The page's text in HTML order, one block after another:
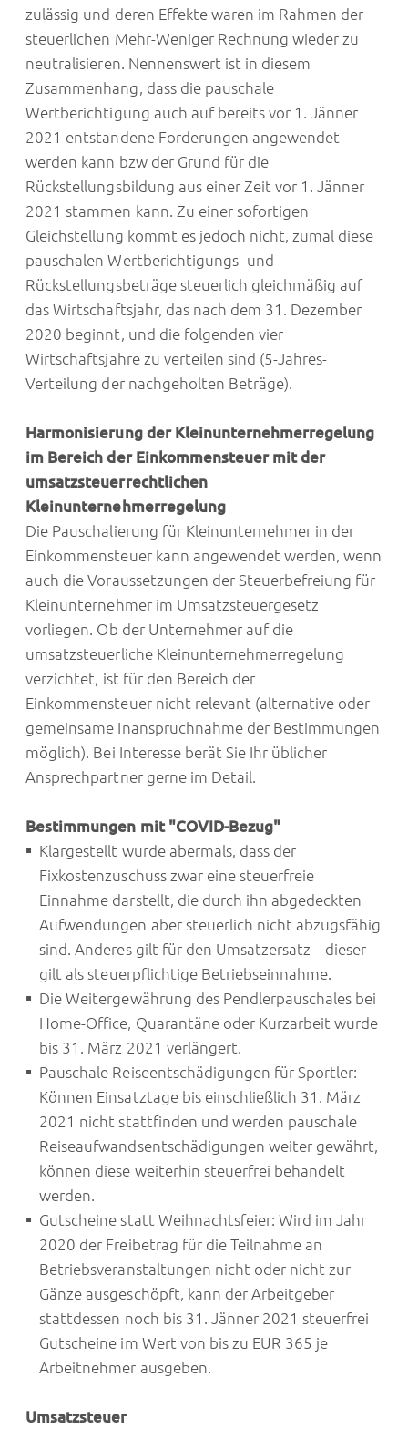
zulässig und deren Effekte waren im Rahmen der
steuerlichen Mehr-Weniger Rechnung wieder zu
neutralisieren. Nennenswert ist in diesem
Zusammenhang, dass die pauschale
Wertberichtigung auch auf bereits vor 1. Jänner
2021 entstandene Forderungen angewendet
werden kann bzw der Grund für die
Rückstellungsbildung aus einer Zeit vor 1. Jänner
2021 stammen kann. Zu einer sofortigen
Gleichstellung kommt es jedoch nicht, zumal diese
pauschalen Wertberichtigungs- und
Rückstellungsbeträge steuerlich gleichmäßig auf
das Wirtschaftsjahr, das nach dem 31. Dezember
2020 beginnt, und die folgenden vier
Wirtschaftsjahre zu verteilen sind (5-Jahres-
Verteilung der nachgeholten Beträge).
Harmonisierung der Kleinunternehmerregelung
im Bereich der Einkommensteuer mit der
umsatzsteuerrechtlichen
Kleinunternehmerregelung
Die Pauschalierung für Kleinunternehmer in der
Einkommensteuer kann angewendet werden, wenn
auch die Voraussetzungen der Steuerbefreiung für
Kleinunternehmer im Umsatzsteuergesetz
vorliegen. Ob der Unternehmer auf die
umsatzsteuerliche Kleinunternehmerregelung
verzichtet, ist für den Bereich der
Einkommensteuer nicht relevant (alternative oder
gemeinsame Inanspruchnahme der Bestimmungen
möglich). Bei Interesse berät Sie Ihr üblicher
Ansprechpartner gerne im Detail.
Bestimmungen mit "COVID-Bezug"
Klargestellt wurde abermals, dass der
Fixkostenzuschuss zwar eine steuerfreie
Einnahme darstellt, die durch ihn abgedeckten
Aufwendungen aber steuerlich nicht abzugsfähig
sind. Anderes gilt für den Umsatzersatz – dieser
gilt als steuerpflichtige Betriebseinnahme.
Die Weitergewährung des Pendlerpauschales bei
Home-Office, Quarantäne oder Kurzarbeit wurde
bis 31. März 2021 verlängert.
Pauschale Reiseentschädigungen für Sportler:
Können Einsatztage bis einschließlich 31. März
2021 nicht stattfinden und werden pauschale
Reiseaufwandsentschädigungen weiter gewährt,
können diese weiterhin steuerfrei behandelt
werden.
Gutscheine statt Weihnachtsfeier: Wird im Jahr
2020 der Freibetrag für die Teilnahme an
Betriebsveranstaltungen nicht oder nicht zur
Gänze ausgeschöpft, kann der Arbeitgeber
stattdessen noch bis 31. Jänner 2021 steuerfrei
Gutscheine im Wert von bis zu EUR 365 je
Arbeitnehmer ausgeben.
Umsatzsteuer